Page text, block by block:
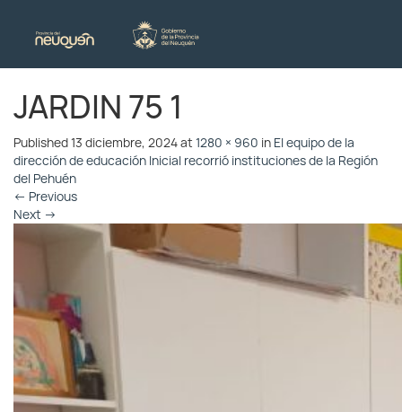
JARDIN 75 1
Published13 diciembre, 2024at 1280 × 960 in El equipo de la
dirección de educación Inicial recorrió instituciones de la Región
del Pehuén
← Previous
Next →